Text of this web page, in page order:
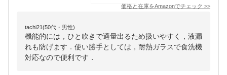
価格と在庫をAmazonでチェック >>
tachi21(50代・男性)
機能的には，ひと吹きで適量出るため扱いやすく，液漏
れも防げます．使い勝手としては，耐熱ガラスで食洗機
対応なので便利です．